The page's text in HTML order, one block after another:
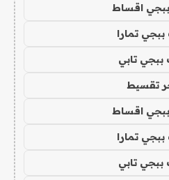
اقساط
تمارا
تابي
تقسيط
اقساط
تمارا
تابي